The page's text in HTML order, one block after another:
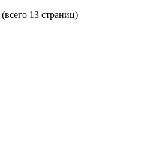
13 страниц)